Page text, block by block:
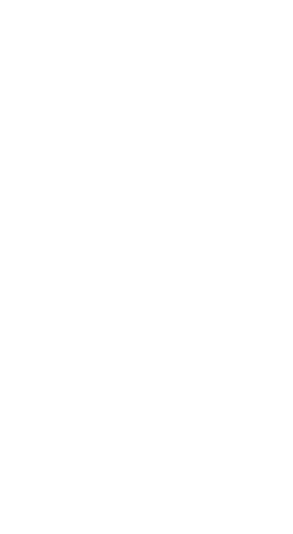
über die neuesten Marken
Tipps von unseren Skins
erklären Sie sich damit einverstanden,
Marketingnachrichten per E-Mail zu